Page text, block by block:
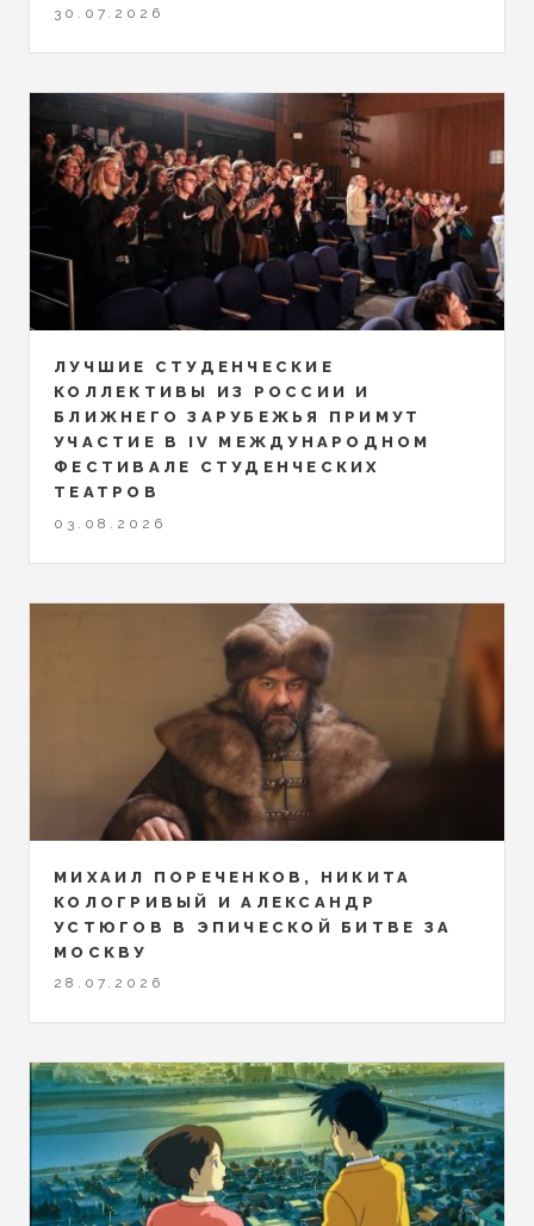
30.07.2026
ЛУЧШИЕ СТУДЕНЧЕСКИЕ
КОЛЛЕКТИВЫ ИЗ РОССИИ И
БЛИЖНЕГО ЗАРУБЕЖЬЯ ПРИМУТ
УЧАСТИЕ В IV МЕЖДУНАРОДНОМ
ФЕСТИВАЛЕ СТУДЕНЧЕСКИХ
ТЕАТРОВ
03.08.2026
МИХАИЛ ПОРЕЧЕНКОВ, НИКИТА
КОЛОГРИВЫЙ И АЛЕКСАНДР
УСТЮГОВ В ЭПИЧЕСКОЙ БИТВЕ ЗА
МОСКВУ
28.07.2026